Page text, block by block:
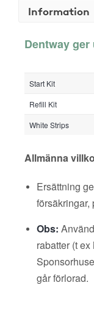
Information
Dentway
Start Kit
Refill Kit
White Strips
Allmänna
Ersättning
försäkringar,
Obs:
rabatter (t
går förlorad.